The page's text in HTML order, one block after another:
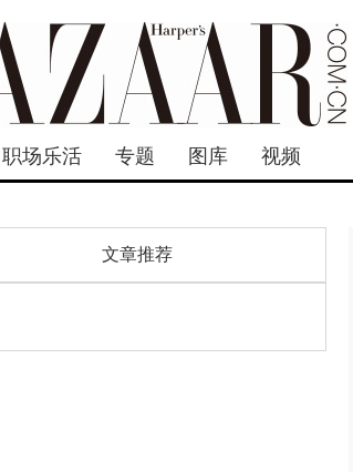
职场乐活 专题 图库 视频
文章推荐